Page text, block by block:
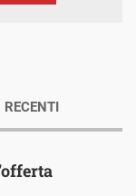
RECENTI